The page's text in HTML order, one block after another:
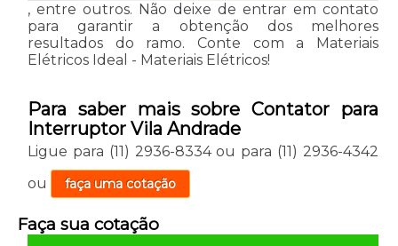
, entre outros. Não deixe de entrar em contato
para garantir a obtenção dos melhores
resultados do ramo. Conte com a Materiais
Elétricos Ideal - Materiais Elétricos!
Para saber mais sobre Contator para
Interruptor Vila Andrade
Ligue para (11) 2936-8334ou para (11) 2936-4342
ou
faça uma cotação
Faça sua cotação